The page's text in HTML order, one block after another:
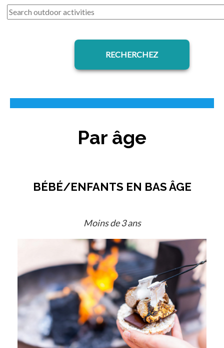
Par âge
BÉBÉ/ENFANTS EN BAS ÂGE
Moins de 3 ans